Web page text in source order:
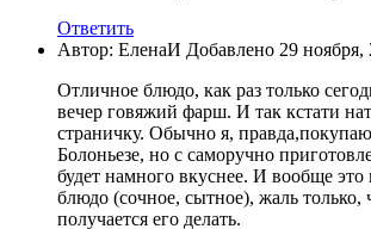
Ответить
Автор: ЕленаИ Добавлено 29 ноября,
Отличное блюдо, как раз только
вечер говяжий фарш. И так кстати
страничку. Обычно я,
Болоньезе, но с саморучно
будет намного вкуснее. И вообще
блюдо (сочное, сытное), жаль только,
получается его делать.